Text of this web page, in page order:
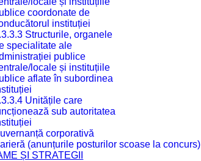
coordonate de
instituției
Structurile, organele
specialitate ale
publice
locale și instituțiile
aflate în subordinea
Unitățile care
sub autoritatea
corporativă
(anunțurile posturilor scoase la concurs)
ȘI STRATEGII